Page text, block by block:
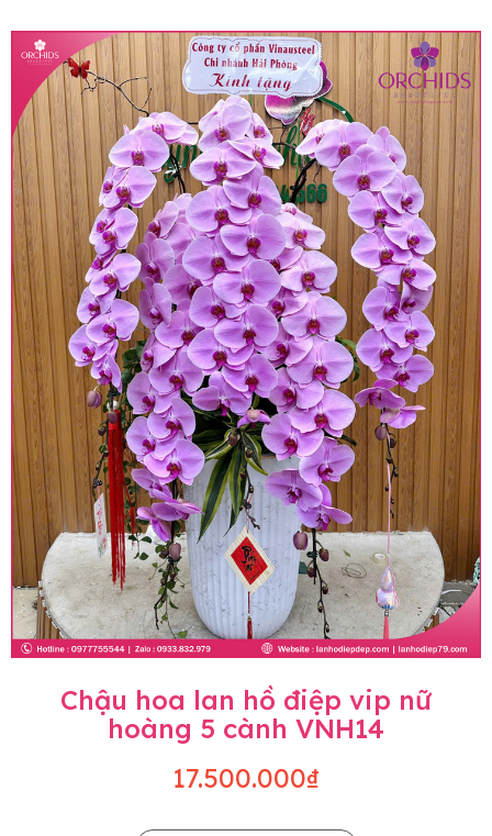
• Giá trên được miễn ship giao trong nội thành,
miễn phí in thiệp - banner theo yêu cầu khách
hàng.
• Beautiful Orchids liên kết với các cửa hàng
trên toàn quốc để phục vụ giao hoa tận nơi, mỗi
khu vực sẽ có mức giá khác nhau (tùy vào chi
phí mặt bằng, nguyên vật liệu,..) nên giá có thể sẽ
thay đổi so với giá niêm yết trên website. Khách
hàng ở Tỉnh thành khác vui lòng chủ động hỏi lại
giá trước khi đặt hàng, shop sẽ chủ động báo giá
chính xác khi có địa chỉ giao hàng cụ thể.
Chậu hoa lan hồ điệp vip nữ
hoàng 5 cành VNH14
17.500.000₫